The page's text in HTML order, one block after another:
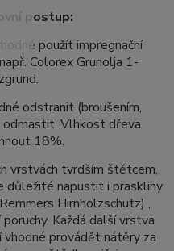
postup:
použít impregnační
Colorex Grunolja 1-
odstranit (broušením,
Vlhkost dřeva
18%.
vrstvách tvrdším štětcem,
důležité napustit i praskliny
Hirnholzschutz) ,
Každá další vrstva
provádět nátěry za